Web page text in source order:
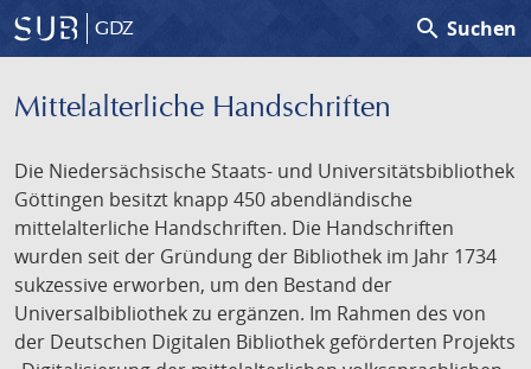
GDZ search Suchen
Mittelalterliche Handschriften
Die Niedersächsische Staats- und Universitätsbibliothek
Göttingen besitzt knapp 450 abendländische
mittelalterliche Handschriften. Die Handschriften
wurden seit der Gründung der Bibliothek im Jahr 1734
sukzessive erworben, um den Bestand der
Universalbibliothek zu ergänzen. Im Rahmen des von
der Deutschen Digitalen Bibliothek geförderten Projekts